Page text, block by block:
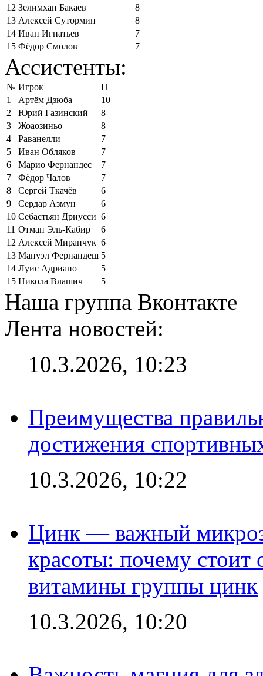
12 Зелимхан Бакаев
8
13 Алексей Сутормин
8
14 Иван Игнатьев
7
15 Фёдор Смолов 7
Ассистенты:
№ Игрок
П
1
Артём Дзюба
10
2
Юрий Газинский
8
3
Жоаозиньо
8
4
Раванелли
7
5
Иван Обляков
7
6
Марио Фернандес
7
7
Фёдор Чалов
7
8
Сергей Ткачёв
6
9
Сердар Азмун
6
10 Себастьян Дриусси 6
11 Отман Эль-Кабир
6
12 Алексей Миранчук 6
13 Мануэл Фернандеш 5
14 Луис Адриано
5
15 Никола Влашич 5
Наша группа Вконтакте
Лента новостей:
10.3.2026, 10:23
Преимущества
достижения
10.3.2026, 10:22
Цинк — важный
красоты: почему стоит
витамины группы цинк
10.3.2026, 10:20